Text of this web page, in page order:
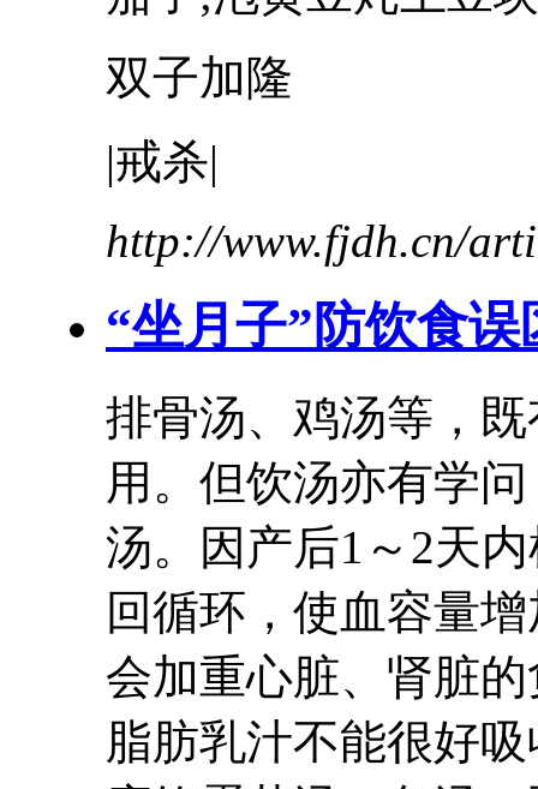
双子加隆
|戒杀|
http://www.fjdh.cn/
“坐月子”防饮食误
排骨汤、鸡汤等，
用。但饮汤亦有学
汤。因产后1～2天
回循环，使血容量
会加重心脏、肾脏
脂肪乳汁不能很好